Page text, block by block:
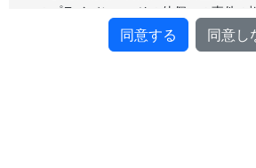
のプライバシー、その他個々の事件
しており、全ての情報を公開している
マップ上の発生件数と統計数値が一致
同意する 同意し